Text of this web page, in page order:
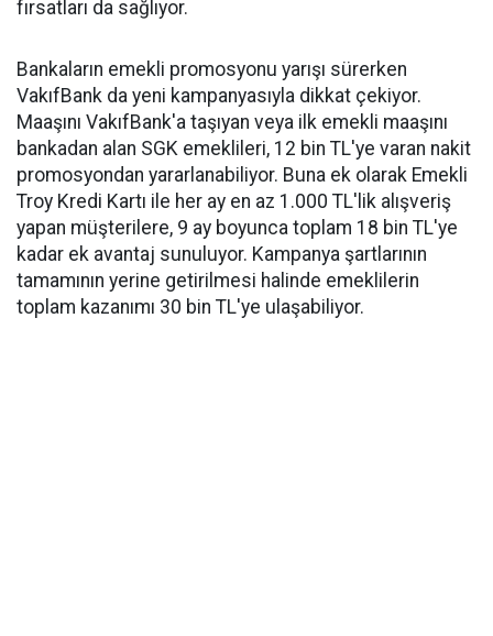
fırsatları da sağlıyor.
Bankaların emekli promosyonu yarışı sürerken
VakıfBank da yeni kampanyasıyla dikkat çekiyor.
Maaşını VakıfBank'a taşıyan veya ilk emekli maaşını
bankadan alan SGK emeklileri, 12 bin TL'ye varan nakit
promosyondan yararlanabiliyor. Buna ek olarak Emekli
Troy Kredi Kartı ile her ay en az 1.000 TL'lik alışveriş
yapan müşterilere, 9 ay boyunca toplam 18 bin TL'ye
kadar ek avantaj sunuluyor. Kampanya şartlarının
tamamının yerine getirilmesi halinde emeklilerin
toplam kazanımı 30 bin TL'ye ulaşabiliyor.